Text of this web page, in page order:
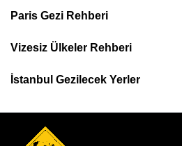
Top
Menu
Paris Gezi Rehberi
Vizesiz Ülkeler Rehberi
İstanbul Gezilecek Yerler